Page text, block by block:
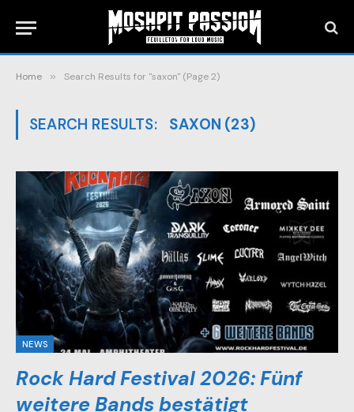
Home » Search Results for "saxon" (Page 2)
SEARCH RESULTS: SAXON (23)
NEWS
Rock Hard Festival 2026: Fünf
weitere Bands bestätigt